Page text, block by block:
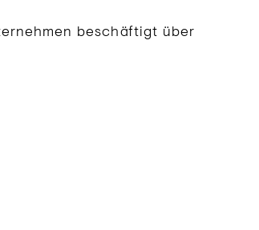
beschäftigt über